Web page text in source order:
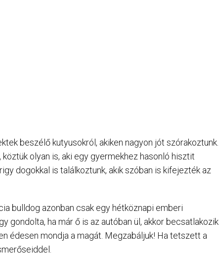
beszélő kutyusokról, akiken nagyon jót szórakoztunk.
olyan is, aki egy gyermekhez hasonló hisztit
dogokkal is találkoztunk, akik szóban is kifejezték az
bulldog azonban csak egy hétköznapi emberi
gondolta, ha már ő is az autóban ül, akkor becsatlakozik
édesen mondja a magát. Megzabáljuk! Ha tetszett a